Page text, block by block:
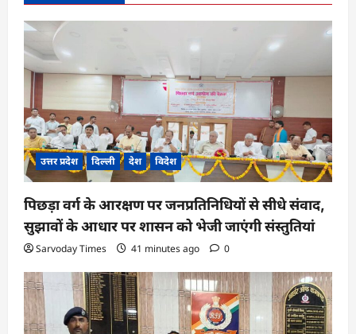
g
a
t
i
o
n उत्तर प्रदेश दिल्ली देश विदेश
पिछड़ा वर्ग के आरक्षण पर जनप्रतिनिधियों से सीधे संवाद,
सुझावों के आधार पर शासन को भेजी जाएंगी संस्तुतियां
Sarvoday Times 41 minutes ago 0